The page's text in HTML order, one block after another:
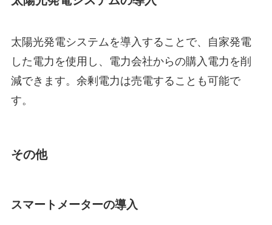
太陽光発電システムを導入することで、自家発電
した電力を使用し、電力会社からの購入電力を削
減できます。余剰電力は売電することも可能で
す。
その他
スマートメーターの導入